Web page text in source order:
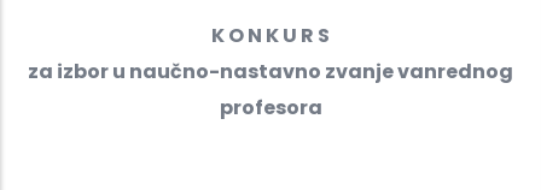
K O N K U R S
za izbor u naučno-nastavno zvanje vanrednog
profesora